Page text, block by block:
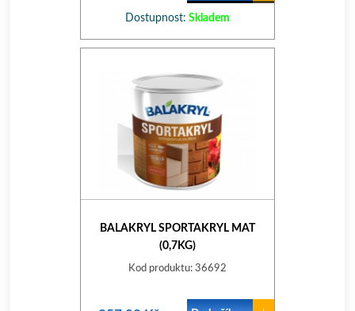
Dostupnost: Skladem
BALAKRYL SPORTAKRYL MAT
(0,7KG)
Kod produktu: 36692